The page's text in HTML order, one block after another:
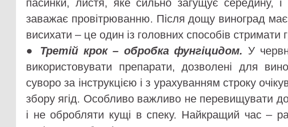
пасинки, листя, яке сильно загущує середину,
заважає провітрюванню. Після дощу виноград
висихати – це один із головних способів стримати
● Третій крок – обробка фунгіцидом. У
використовувати препарати, дозволені для
суворо за інструкцією і з урахуванням строку
збору ягід. Особливо важливо не перевищувати
і не обробляти кущі в спеку. Найкращий час –